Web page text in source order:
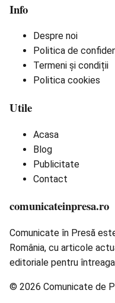
Info
Despre noi
Politica de
Termeni și condiții
Politica cookies
Utile
Acasa
Blog
Publicitate
Contact
comunicateinpresa.ro
Comunicate în Presă
România, cu articole
editoriale pentru
© 2026 Comunicate de